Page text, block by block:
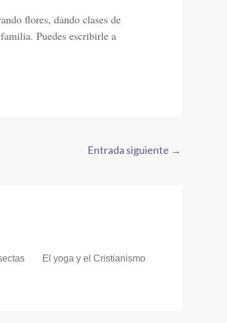
flores, dando clases de
Puedes escribirle a
Entrada siguiente →
El yoga y el Cristianismo